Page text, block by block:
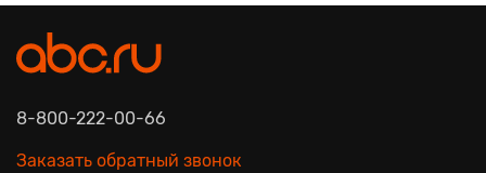
8-800-222-00-66
Заказать обратный звонок